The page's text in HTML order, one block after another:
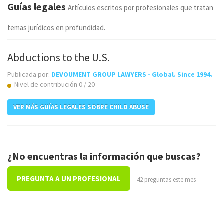
Guías legales Artículos escritos por profesionales que tratan
temas jurídicos en profundidad.
Abductions to the U.S.
Publicada por: DEVOUMENT GROUP LAWYERS - Global. Since 1994.
Nivel de contribución 0 / 20
VER MÁS GUÍAS LEGALES SOBRE CHILD ABUSE
¿No encuentras la información que buscas?
PREGUNTA A UN PROFESIONAL 42 preguntas este mes